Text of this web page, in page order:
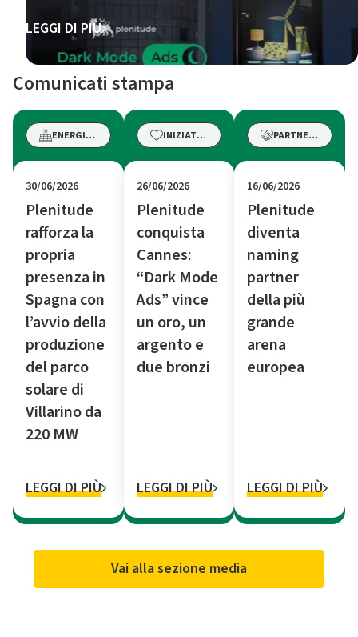
LEGGI DI PIÙ
Comunicati stampa
ENERGIE RINNOVABILI
30/06/2026
Plenitude
rafforza la
propria
presenza in
Spagna con
l’avvio della
produzione
del parco
solare di
Villarino da
220 MW
LEGGI DI PIÙ
INIZIATIVE
26/06/2026
Plenitude
conquista
Cannes:
“Dark Mode
Ads” vince
un oro, un
argento e
due bronzi
LEGGI DI PIÙ
PARTNERSHIP
16/06/2026
Plenitude
diventa
naming
partner
della più
grande
arena
europea
LEGGI DI PIÙ
Vai alla sezione media